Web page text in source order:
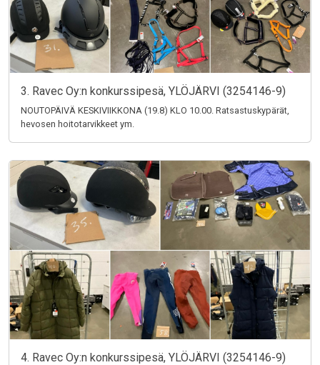
3. Ravec Oy:n konkurssipesä, YLÖJÄRVI (3254146-9)
NOUTOPÄIVÄ KESKIVIIKKONA (19.8) KLO 10.00. Ratsastuskypärät,
hevosen hoitotarvikkeet ym.
4. Ravec Oy:n konkurssipesä, YLÖJÄRVI (3254146-9)